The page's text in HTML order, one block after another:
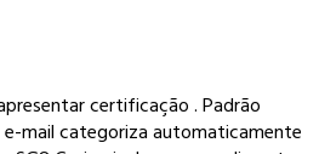
certificação . Padrão
mail categoriza automaticamente